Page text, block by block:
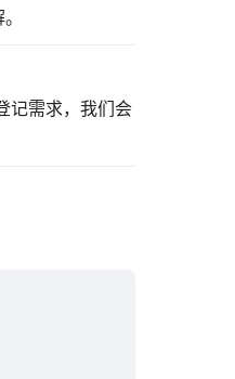
记需求，我们会